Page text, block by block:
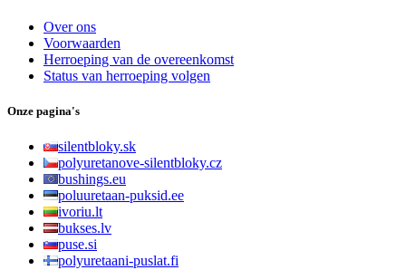
Over ons
Voorwaarden
Herroeping van de overeenkomst
Status van herroeping volgen
Onze pagina's
silentbloky.sk
polyuretanove-silentbloky.cz
bushings.eu
poluuretaan-puksid.ee
ivoriu.lt
bukses.lv
puse.si
polyuretaani-puslat.fi